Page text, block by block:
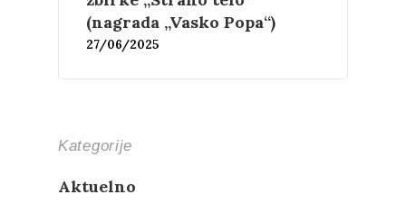
(nagrada „Vasko Popa“)
27/06/2025
Kategorije
Aktuelno